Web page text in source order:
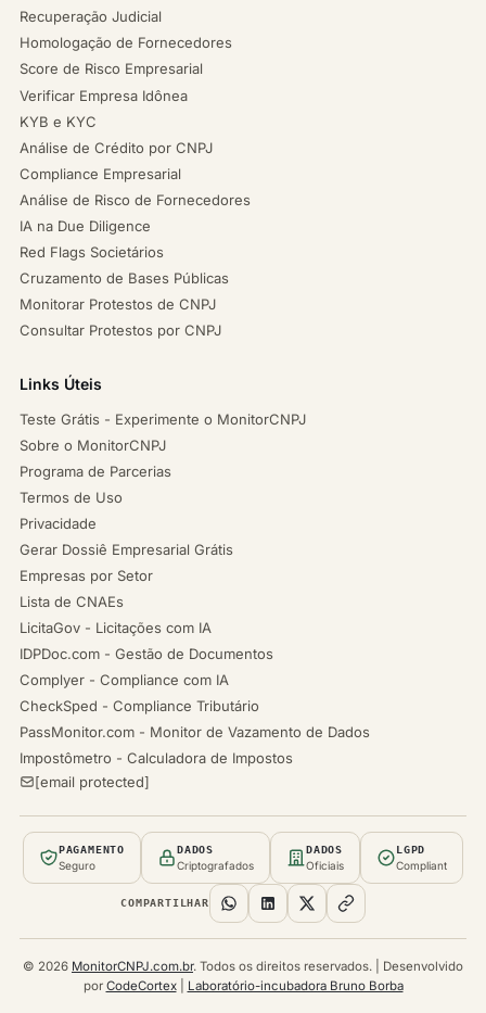
Recuperação Judicial
Homologação de Fornecedores
Score de Risco Empresarial
Verificar Empresa Idônea
KYB e KYC
Análise de Crédito por CNPJ
Compliance Empresarial
Análise de Risco de Fornecedores
IA na Due Diligence
Red Flags Societários
Cruzamento de Bases Públicas
Monitorar Protestos de CNPJ
Consultar Protestos por CNPJ
Links Úteis
Teste Grátis - Experimente o MonitorCNPJ
Sobre o MonitorCNPJ
Programa de Parcerias
Termos de Uso
Privacidade
Gerar Dossiê Empresarial Grátis
Empresas por Setor
Lista de CNAEs
LicitaGov - Licitações com IA
IDPDoc.com - Gestão de Documentos
Complyer - Compliance com IA
CheckSped - Compliance Tributário
PassMonitor.com - Monitor de Vazamento de Dados
Impostômetro - Calculadora de Impostos
[email protected]
PAGAMENTO
Seguro
DADOS
Criptografados
DADOS
Oficiais
LGPD
Compliant
COMPARTILHAR
© 2026 MonitorCNPJ.com.br. Todos os direitos reservados. | Desenvolvido
por CodeCortex| Laboratório-incubadora Bruno Borba